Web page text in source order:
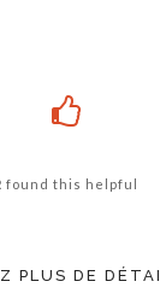
found this helpful
PLUS DE